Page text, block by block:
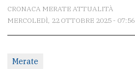
redazione
CRONACA MERATE ATTUALITÀ
MERCOLEDÌ, 22 OTTOBRE 2025 - 07:56
Merate